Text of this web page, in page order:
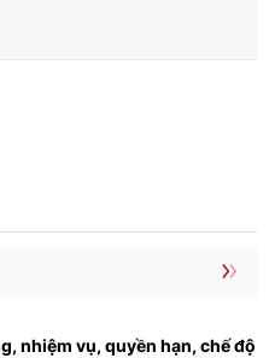
nhiệm vụ, quyền hạn, chế độ